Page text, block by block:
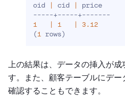
oid | cid |
price
-----+-----+-------
1
| 1 |
3.12
(1 rows)
上の結果は、データの挿入が
す。また、顧客テーブルにデ
確認することもできます。